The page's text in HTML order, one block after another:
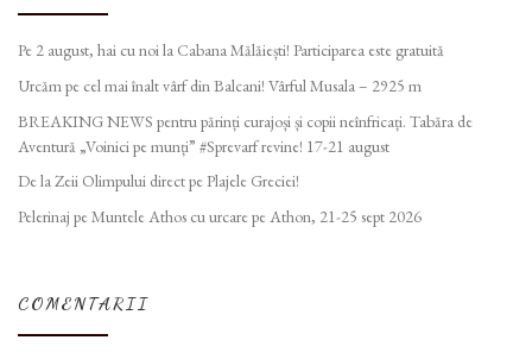
Pe 2 august, hai cu noi la Cabana Mălăiești! Participarea este gratuită
Urcăm pe cel mai înalt vârf din Balcani! Vârful Musala – 2925 m
BREAKING NEWS pentru părinți curajoși și copii neînfricați. Tabăra de
Aventură „Voinici pe munți” #Sprevarf revine! 17-21 august
De la Zeii Olimpului direct pe Plajele Greciei!
Pelerinaj pe Muntele Athos cu urcare pe Athon, 21-25 sept 2026
COMENTARII